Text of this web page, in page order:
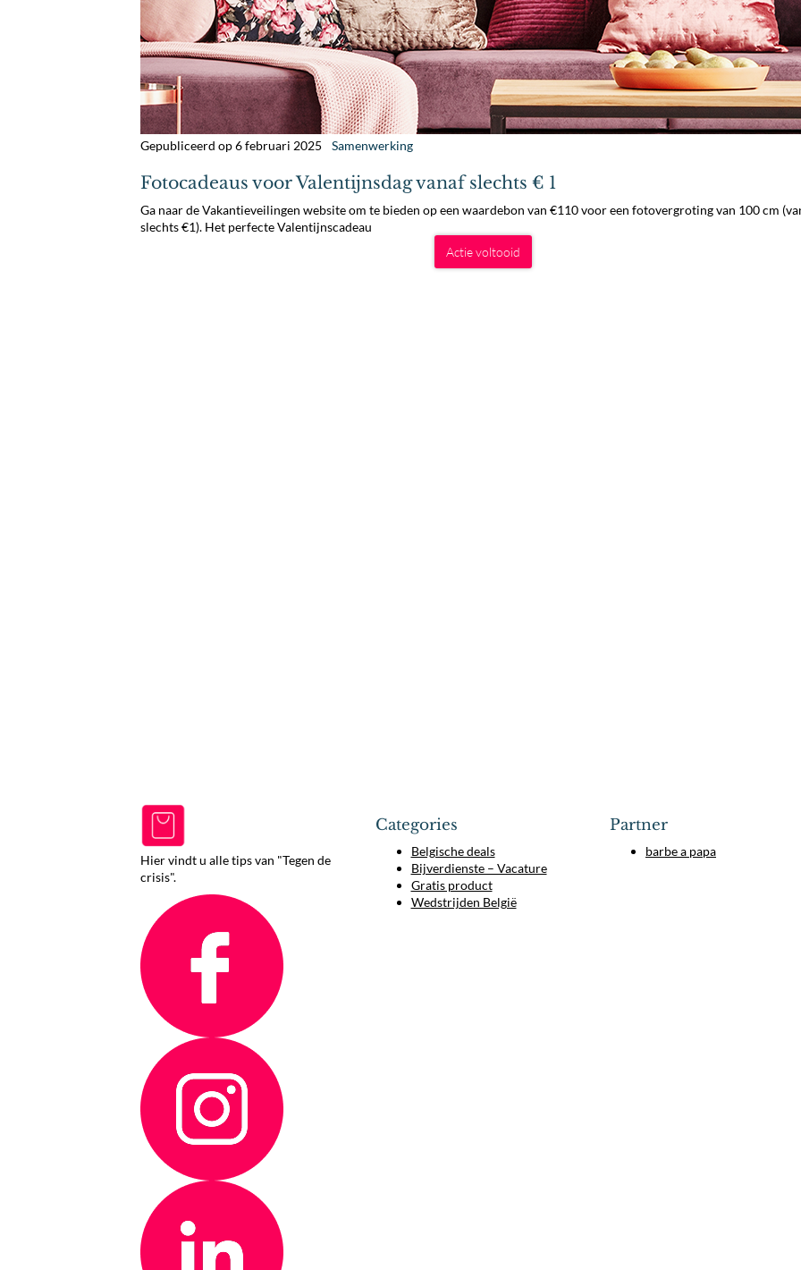
Gepubliceerd op 6 februari 2025 Samenwerking
Fotocadeaus voor Valentijnsdag vanaf slechts € 1
Ga naar de Vakantieveilingen website om te bieden op een waardebon van €110 voor een fotovergroting van 100 cm
slechts €1). Het perfecte Valentijnscadeau
Actie voltooid
Hier vindt u alle tips van "Tegen de
crisis".
Categories
Belgische deals
Bijverdienste – Vacature
Gratis product
Wedstrijden België
Partner
barbe a papa